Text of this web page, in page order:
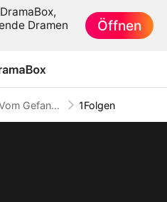
Dramen
Öffnen
Vom Gefangenen zur Macht: Die Rückkehr der Frau Kingsley 1Folgen